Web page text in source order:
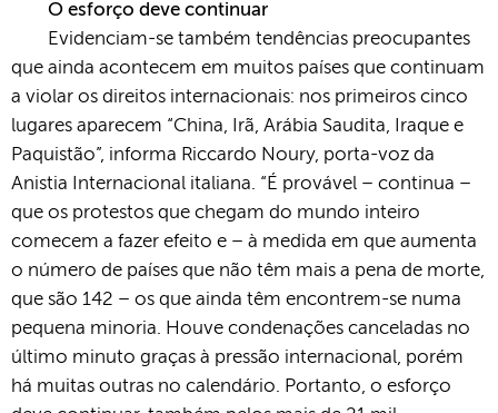
O esforço deve continuar
Evidenciam-se também tendências preocupantes
que ainda acontecem em muitos países que continuam
a violar os direitos internacionais: nos primeiros cinco
lugares aparecem “China, Irã, Arábia Saudita, Iraque e
Paquistão”, informa Riccardo Noury, porta-voz da
Anistia Internacional italiana. “É provável – continua –
que os protestos que chegam do mundo inteiro
comecem a fazer efeito e – à medida em que aumenta
o número de países que não têm mais a pena de morte,
que são 142 – os que ainda têm encontrem-se numa
pequena minoria. Houve condenações canceladas no
último minuto graças à pressão internacional, porém
há muitas outras no calendário. Portanto, o esforço